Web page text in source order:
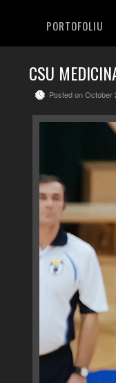
PORTOFOLIU
CSU
Posted on